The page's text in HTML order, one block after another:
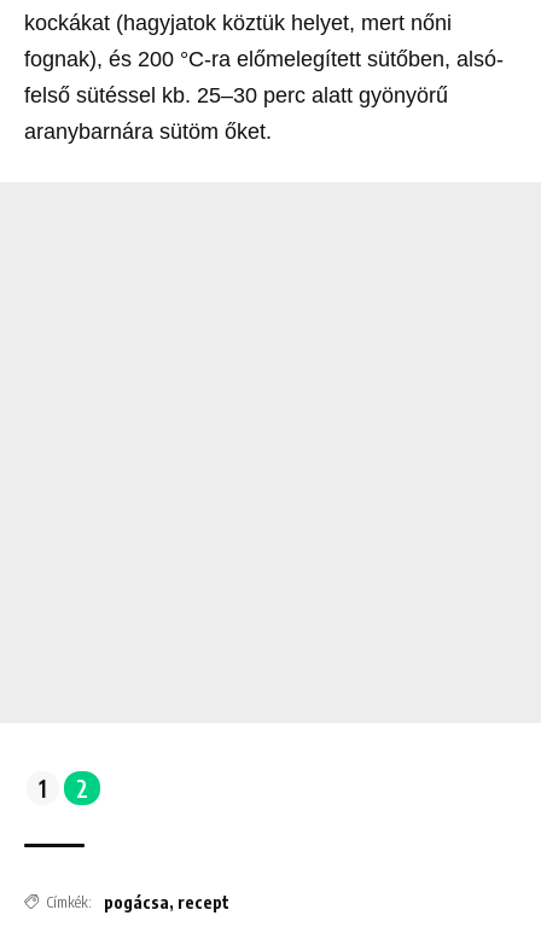
kockákat (hagyjatok köztük helyet, mert nőni
fognak), és 200 °C-ra előmelegített sütőben, alsó-
felső sütéssel kb. 25–30 perc alatt gyönyörű
aranybarnára sütöm őket.
1 2
Címkék: pogácsa, recept